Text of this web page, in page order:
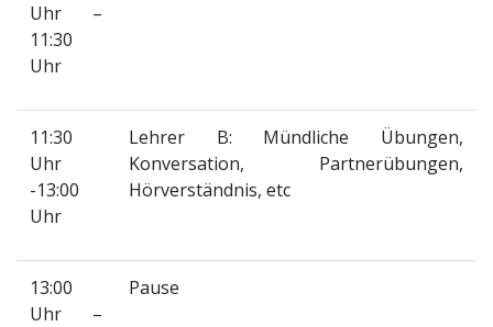
Uhr –
11:30
Uhr
11:30
Uhr
-13:00
Uhr
Lehrer B: Mündliche Übungen,
Konversation, Partnerübungen,
Hörverständnis, etc
13:00
Uhr –
Pause